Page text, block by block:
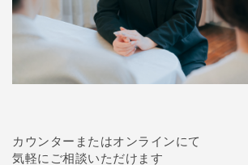
カウンターまたはオンラインにて
気軽にご相談いただけます